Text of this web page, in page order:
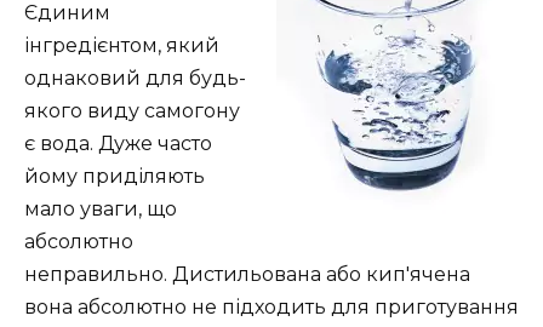
Єдиним
інгредієнтом, який
однаковий для будь-
якого виду самогону
є вода. Дуже часто
йому приділяють
мало уваги, що
абсолютно
неправильно. Дистильована або кип'ячена
вона абсолютно не підходить для приготування